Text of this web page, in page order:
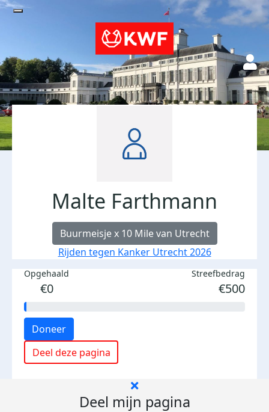
Malte Farthmann
Buurmeisje x 10 Mile van Utrecht
Rijden tegen Kanker Utrecht 2026
Opgehaald
€0
Streefbedrag
€500
Doneer
Deel deze pagina
Deel mijn pagina